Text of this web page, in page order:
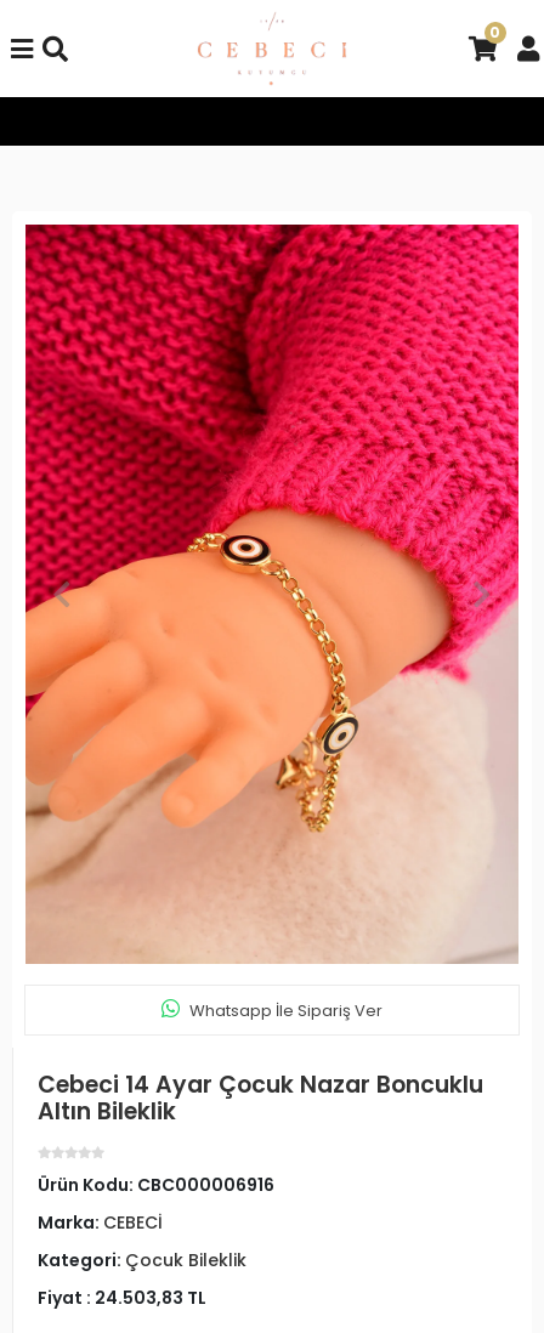
0
Whatsapp İle Sipariş Ver
Cebeci 14 Ayar Çocuk Nazar Boncuklu
Altın Bileklik
Ürün Kodu: CBC000006916
Marka: CEBECİ
Kategori: Çocuk Bileklik
Fiyat : 24.503,83 TL